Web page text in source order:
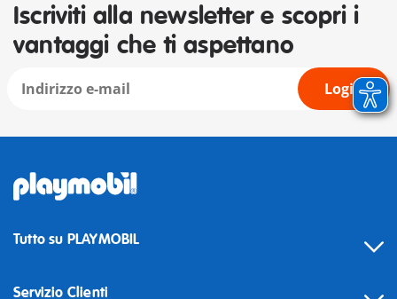
Iscriviti alla newsletter e scopri i
vantaggi che ti aspettano
Login
Tutto su PLAYMOBIL
Servizio Clienti